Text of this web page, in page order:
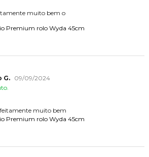
muito bem o
Premium rolo Wyda 45cm
G.
09/09/2024
muito bem
Premium rolo Wyda 45cm